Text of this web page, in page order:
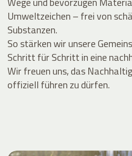
Umweltzeichen – frei von
Substanzen.
So stärken wir unsere
Schritt für Schritt in eine
Wir freuen uns, das
offiziell führen zu dürfen.